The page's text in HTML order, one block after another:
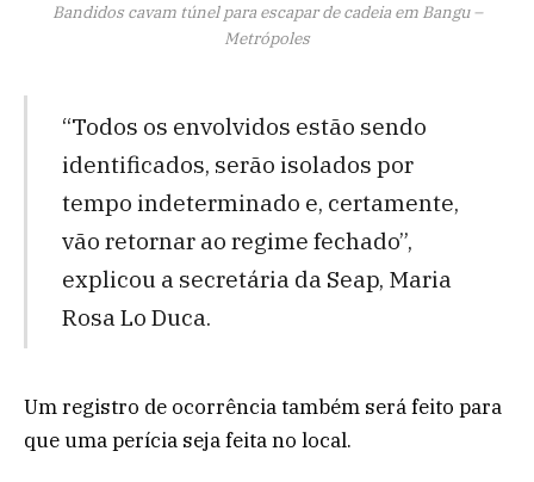
Bandidos cavam túnel para escapar de cadeia em Bangu –
Metrópoles
“Todos os envolvidos estão sendo
identificados, serão isolados por
tempo indeterminado e, certamente,
vão retornar ao regime fechado”,
explicou a secretária da Seap, Maria
Rosa Lo Duca.
Um registro de ocorrência também será feito para
que uma perícia seja feita no local.